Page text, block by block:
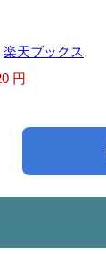
楽天ブックス
円